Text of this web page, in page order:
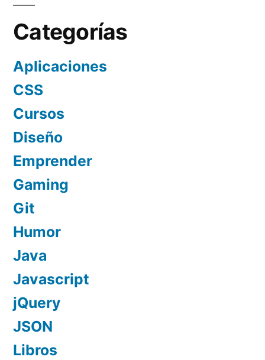
Categorías
Aplicaciones
CSS
Cursos
Diseño
Emprender
Gaming
Git
Humor
Java
Javascript
jQuery
JSON
Libros